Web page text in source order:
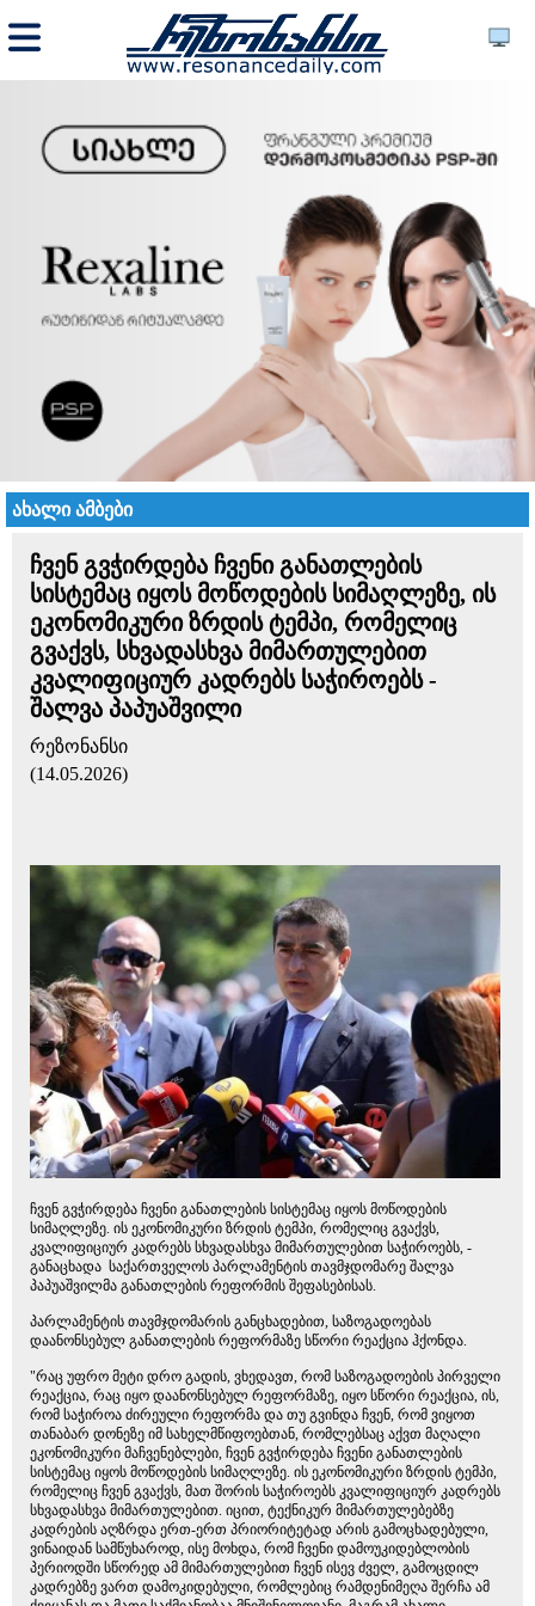
ახალი ამბები
ჩვენ გვჭირდება ჩვენი განათლების
სისტემაც იყოს მოწოდების სიმაღლეზე, ის
ეკონომიკური ზრდის ტემპი, რომელიც
გვაქვს, სხვადასხვა მიმართულებით
კვალიფიციურ კადრებს საჭიროებს -
შალვა პაპუაშვილი
რეზონანსი
(14.05.2026)
ჩვენ გვჭირდება ჩვენი განათლების სისტემაც იყოს მოწოდების
სიმაღლეზე. ის ეკონომიკური ზრდის ტემპი, რომელიც გვაქვს,
კვალიფიციურ კადრებს სხვადასხვა მიმართულებით საჭიროებს, -
განაცხადა საქართველოს პარლამენტის თავმჯდომარე შალვა
პაპუაშვილმა განათლების რეფორმის შეფასებისას.
პარლამენტის თავმჯდომარის განცხადებით, საზოგადოებას
დაანონსებულ განათლების რეფორმაზე სწორი რეაქცია ჰქონდა.
"რაც უფრო მეტი დრო გადის, ვხედავთ, რომ საზოგადოების პირველი
რეაქცია, რაც იყო დაანონსებულ რეფორმაზე, იყო სწორი რეაქცია, ის,
რომ საჭიროა ძირეული რეფორმა და თუ გვინდა ჩვენ, რომ ვიყოთ
თანაბარ დონეზე იმ სახელმწიფოებთან, რომლებსაც აქვთ მაღალი
ეკონომიკური მაჩვენებლები, ჩვენ გვჭირდება ჩვენი განათლების
სისტემაც იყოს მოწოდების სიმაღლეზე. ის ეკონომიკური ზრდის ტემპი,
რომელიც ჩვენ გვაქვს, მათ შორის საჭიროებს კვალიფიციურ კადრებს
სხვადასხვა მიმართულებით. იცით, ტექნიკურ მიმართულებებზე
კადრების აღზრდა ერთ-ერთ პრიორიტეტად არის გამოცხადებული,
ვინაიდან სამწუხაროდ, ისე მოხდა, რომ ჩვენი დამოუკიდებლობის
პერიოდში სწორედ ამ მიმართულებით ჩვენ ისევ ძველ, გამოცდილ
კადრებზე ვართ დამოკიდებული, რომლებიც რამდენიმეღა შერჩა ამ